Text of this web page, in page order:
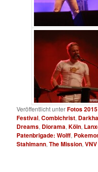
Veröffentlicht unterFotos 2015
Festival,Combichrist,
Dreams, Diorama,Köln,
Patenbrigade: Wolff,
Stahlmann,The Mission,